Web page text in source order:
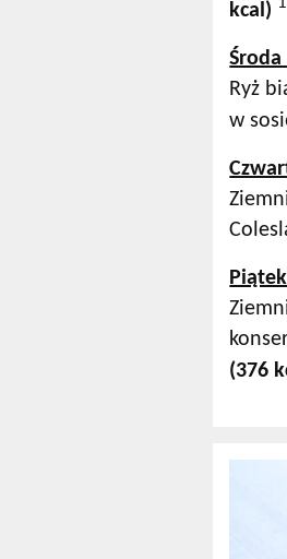
kcal) 1
Środa
Ryż
w
(376